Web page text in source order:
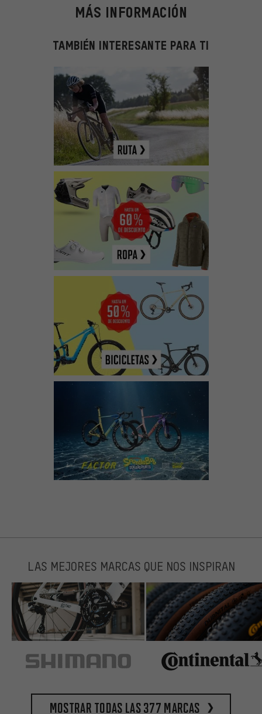
MÁS INFORMACIÓN
TAMBIÉN INTERESANTE PARA TI
LAS MEJORES MARCAS QUE NOS INSPIRAN
Mostrar todas las 377 marcas